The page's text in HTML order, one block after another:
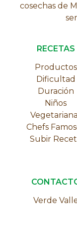
cosechas de
RECETAS
Productos
Dificultad
Duración
Niños
Chefs
Subir
Verde